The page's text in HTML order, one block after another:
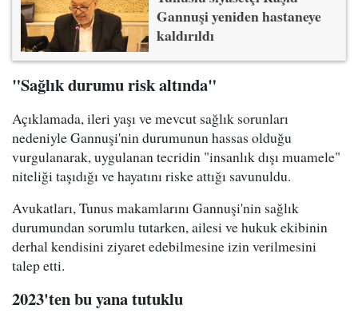
Gannuşi yeniden hastaneye
kaldırıldı
"Sağlık durumu risk altında"
Açıklamada, ileri yaşı ve mevcut sağlık sorunları
nedeniyle Gannuşi'nin durumunun hassas olduğu
vurgulanarak, uygulanan tecridin "insanlık dışı muamele"
niteliği taşıdığı ve hayatını riske attığı savunuldu.
Avukatları, Tunus makamlarını Gannuşi'nin sağlık
durumundan sorumlu tutarken, ailesi ve hukuk ekibinin
derhal kendisini ziyaret edebilmesine izin verilmesini
talep etti.
2023'ten bu yana tutuklu